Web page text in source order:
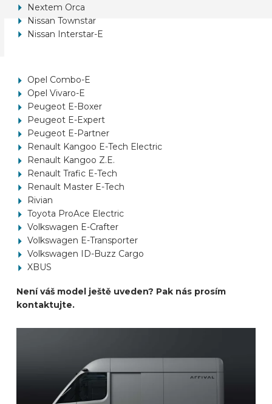
Nextem Orca
Nissan Townstar
Nissan Interstar-E
Opel Combo-E
Opel Vivaro-E
Peugeot E-Boxer
Peugeot E-Expert
Peugeot E-Partner
Renault Kangoo E-Tech Electric
Renault Kangoo Z.E.
Renault Trafic E-Tech
Renault Master E-Tech
Rivian
Toyota ProAce Electric
Volkswagen E-Crafter
Volkswagen E-Transporter
Volkswagen ID-Buzz Cargo
XBUS
Není váš model ještě uveden? Pak nás prosím
kontaktujte.